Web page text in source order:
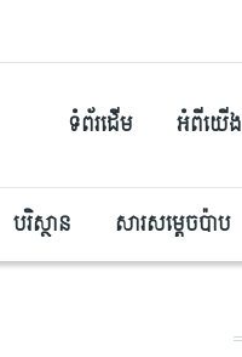
ទំព័រដើម អំពីយើង
បរិស្ថាន សារសម្តេចប៉ាប